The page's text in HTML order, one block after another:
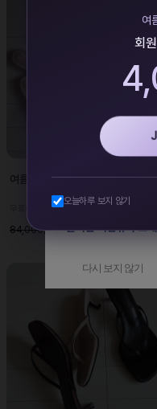
여름 여자 쪼리 슬리퍼 편한 스트랩
84,000원48,000원
여
회
오늘하루 보지 않기
다시 보지 않기